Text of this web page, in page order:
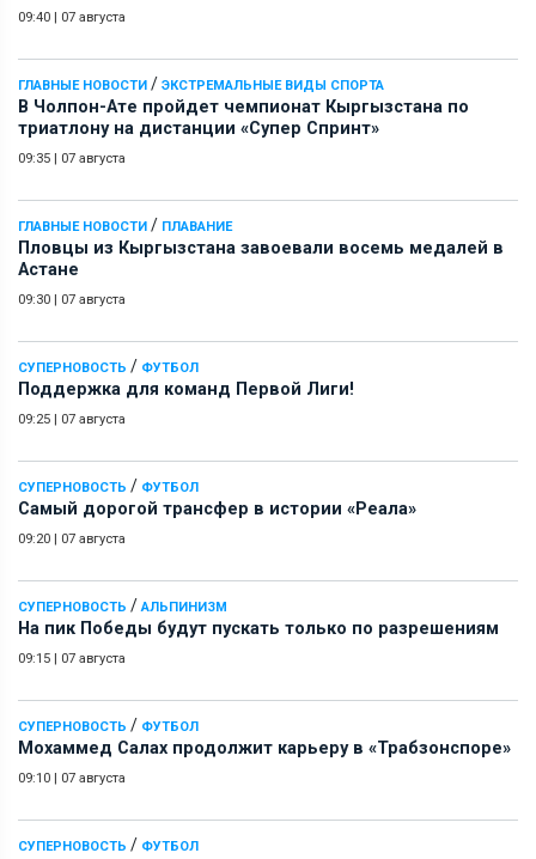
09:40 07 августа
ГЛАВНЫЕ НОВОСТИ / ЭКСТРЕМАЛЬНЫЕ ВИДЫ СПОРТА
В Чолпон-Ате пройдет чемпионат Кыргызстана по
триатлону на дистанции «Супер Спринт»
09:35 07 августа
ГЛАВНЫЕ НОВОСТИ / ПЛАВАНИЕ
Пловцы из Кыргызстана завоевали восемь медалей в
Астане
09:30 07 августа
СУПЕРНОВОСТЬ / ФУТБОЛ
Поддержка для команд Первой Лиги!
09:25 07 августа
СУПЕРНОВОСТЬ / ФУТБОЛ
Самый дорогой трансфер в истории «Реала»
09:20 07 августа
СУПЕРНОВОСТЬ /АЛЬПИНИЗМ
На пик Победы будут пускать только по разрешениям
09:15 07 августа
СУПЕРНОВОСТЬ / ФУТБОЛ
Мохаммед Салах продолжит карьеру в «Трабзонспоре»
09:10 07 августа
СУПЕРНОВОСТЬ / ФУТБОЛ